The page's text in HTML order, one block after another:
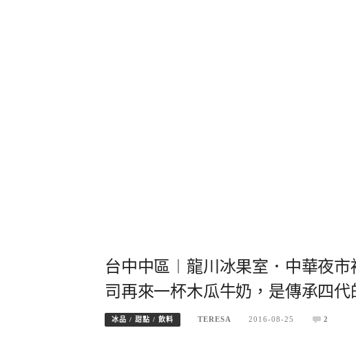
台中中區︱龍川冰果室．中華夜
司再來一杯木瓜牛奶，是傳承四代
冰品 / 甜點 / 飲料 TERESA 2016-08-25 2